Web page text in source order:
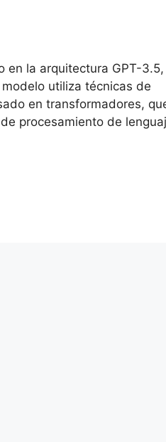
en la arquitectura GPT-3.5,
utiliza técnicas de
en transformadores,
procesamiento de